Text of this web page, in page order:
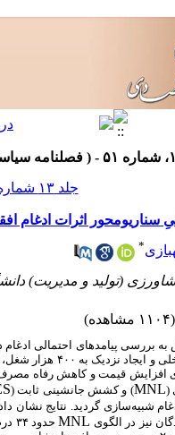
جلد ۱۳ شماره ۵۱ صفحات ۱۸۷-۱۳۸
سناریومحور اثرات ادغام
*
(تولید و مدیریت)
(۱۱۰۴ مشاهده)
(
MNL) و کشش جانشینی ثابت (
شبیه‌سازی گردید. نتایج نشان
نیز در الگوی MNLحدود ۳۴ درصد و در